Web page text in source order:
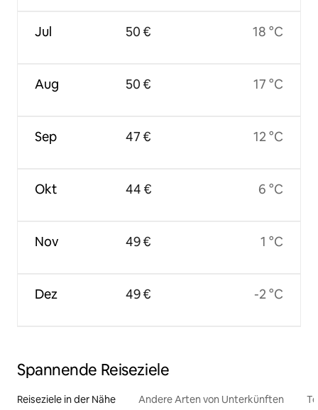
Jul
Aug
Sep
Okt
Nov
Dez
50 €
50 €
47 €
44 €
49 €
49 €
18 °C
17 °C
12 °C
6 °C
1 °C
-2 °C
Spannende Reiseziele
Reiseziele in der Nähe Andere Arten von Unterkünften